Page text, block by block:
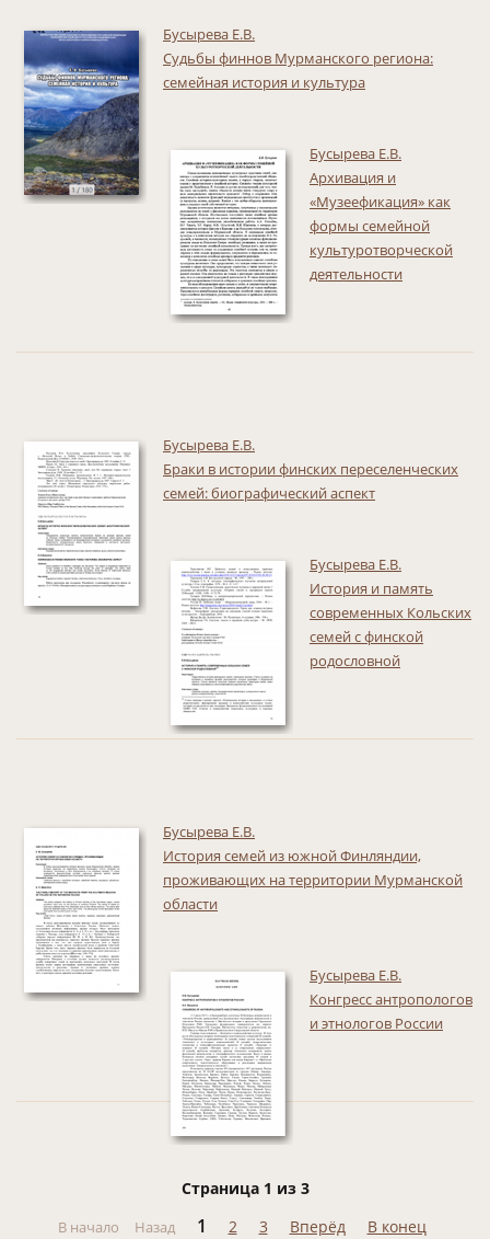
Бусырева Е.В.
Судьбы финнов Мурманского региона:
семейная история и культура
Бусырева Е.В.
Архивация и
«Музеефикация» как
формы семейной
культуротворческой
деятельности
Бусырева Е.В.
Браки в истории финских переселенческих
семей: биографический аспект
Бусырева Е.В.
История и память
современных Кольских
семей с финской
родословной
Бусырева Е.В.
История семей из южной Финляндии,
проживающих на территории Мурманской
области
Бусырева Е.В.
Конгресс антропологов
и этнологов России
Страница 1 из 3
В начало Назад 1 2 3 Вперёд В конец